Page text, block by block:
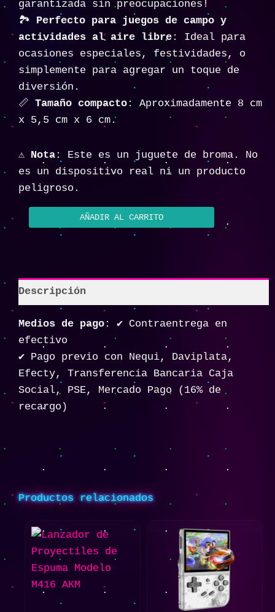
garantizada sin preocupaciones!
🏞️ Perfecto para juegos de campo y
actividades al aire libre : Ideal para
ocasiones especiales, festividades, o
simplemente para agregar un toque de
diversión.
📏 Tamaño compacto : Aproximadamente 8 cm
x 5,5 cm x 6 cm.
⚠️ Nota : Este es un juguete de broma. No
es un dispositivo real ni un producto
peligroso.
AÑADIR AL CARRITO
Descripción
Medios de pago : ✔️ Contraentrega en
efectivo
✔️ Pago previo con Nequi, Daviplata,
Efecty, Transferencia Bancaria Caja
Social, PSE, Mercado Pago (16% de
recargo)
Productos relacionados